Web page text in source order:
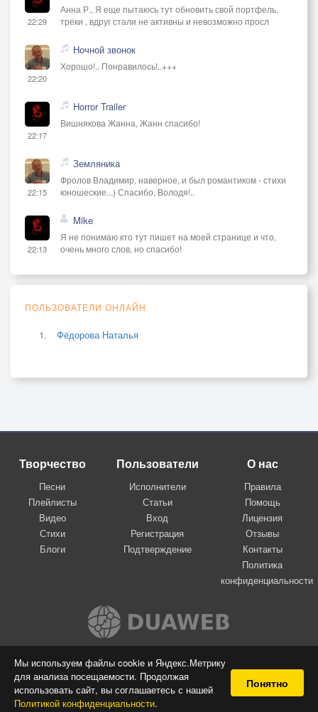
Мы используем файлы cookie и Яндекс.Метрику
для анализа посещаемости. Продолжая
использовать сайт, вы соглашаетесь с нашей
Политикой конфиденциальности.
Понятно
22:29
Анна Р., Я еще пытаюсь тут обновить свой портфель,
треки , вдруг стали не активны и невозможно просл
22:20
Ночной звонок
Хорошо!.. Понравилось!..+++
22:17
Horror Trailer
Вишнякова Жанна, Жанн спасибо!
22:15
Земляника
Фролов Владимир, наверное, и был романтиком - стихи
юношеские...) Спасибо, Володя!..
22:13
Mike
Я не понимаю кто тут пишет на моей странице и что,
очень много слов, но спасибо!
ПОЛЬЗОВАТЕЛИ ОНЛАЙН
Фёдорова Наталья
Творчество
Песни
Плейлисты
Видео
Стихи
Блоги
Пользователи
Исполнители
Статьи
Вход
Регистрация
Подтверждение
О нас
Правила
Помощь
Лицензия
Отзывы
Контакты
Политика
конфиденциальности
Вконтакте
© 2009-2026 Я-пою
Музыкальный сайт самовыражения